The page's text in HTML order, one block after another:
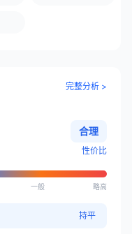
完整分析 >
合理
性价比
一般 略高
持平